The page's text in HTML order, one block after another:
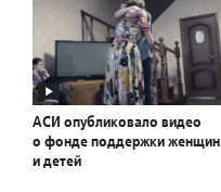
АСИ опубликовало видео
о фонде поддержки женщин
и детей